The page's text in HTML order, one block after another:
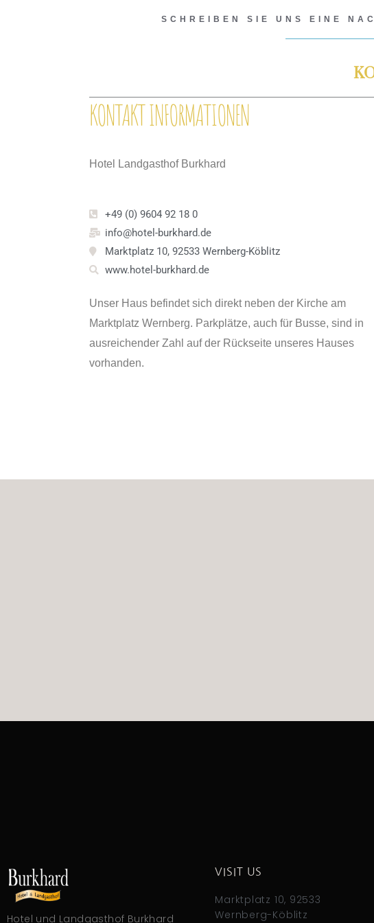
SCHREIBEN SIE UNS EINE
KONTAKT INFORMATIONEN
Hotel Landgasthof Burkhard
+49 (0) 9604 92 18 0
info@hotel-burkhard.de
Marktplatz 10, 92533 Wernberg-Köblitz
www.hotel-burkhard.de
Unser Haus befindet sich direkt neben der Kirche am
Marktplatz Wernberg. Parkplätze, auch für Busse, sind in
ausreichender Zahl auf der Rückseite unseres Hauses
vorhanden.
Hotel und Landgasthof Burkhard
VISIT US
Marktplatz 10, 92533
Wernberg-Köblitz